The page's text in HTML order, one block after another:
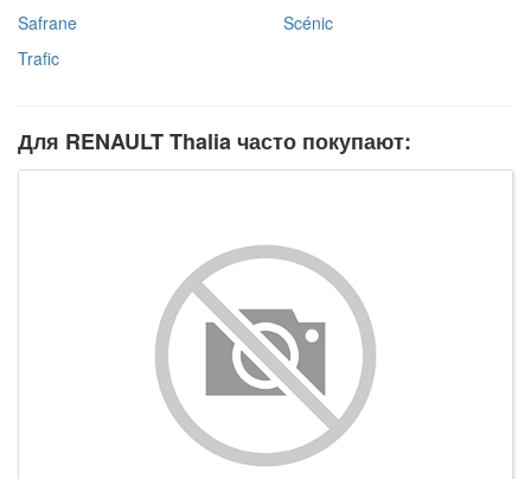
Safrane
Scénic
Trafic
Для RENAULT Thalia часто покупают: